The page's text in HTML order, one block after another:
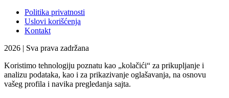
Politika privatnosti
Uslovi korišćenja
Kontakt
2026 | Sva prava zadržana
Koristimo tehnologiju poznatu kao „kolačići“ za prikupljanje i
analizu podataka, kao i za prikazivanje oglašavanja, na osnovu
vašeg profila i navika pregledanja sajta.